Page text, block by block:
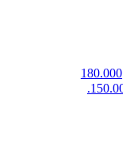
قیمت اصلی: تومان180.000